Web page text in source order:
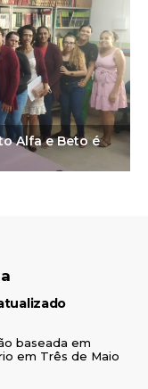
Alfa e Beto é
baseada em
em Três de Maio